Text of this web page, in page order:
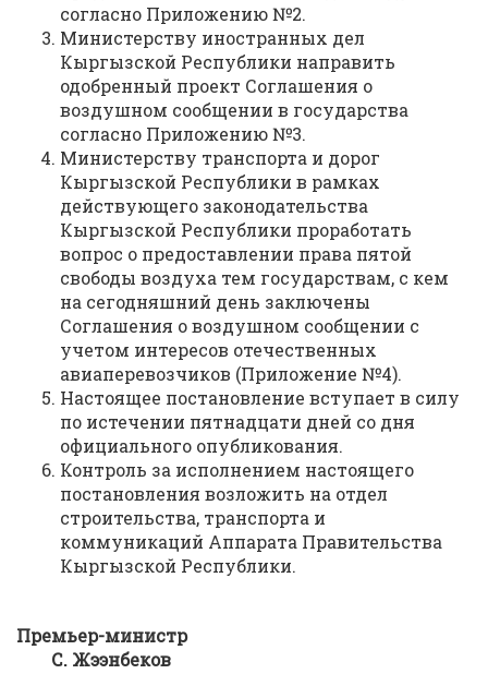
согласно Приложению №2.
Министерству иностранных дел
Кыргызской Республики направить
одобренный проект Соглашения о
воздушном сообщении в государства
согласно Приложению №3.
Министерству транспорта и дорог
Кыргызской Республики в рамках
действующего законодательства
Кыргызской Республики проработать
вопрос о предоставлении права пятой
свободы воздуха тем государствам, с кем
на сегодняшний день заключены
Соглашения о воздушном сообщении с
учетом интересов отечественных
авиаперевозчиков (Приложение №4).
Настоящее постановление вступает в силу
по истечении пятнадцати дней со дня
официального опубликования.
Контроль за исполнением настоящего
постановления возложить на отдел
строительства, транспорта и
коммуникаций Аппарата Правительства
Кыргызской Республики.
Премьер-министр
С. Жээнбеков